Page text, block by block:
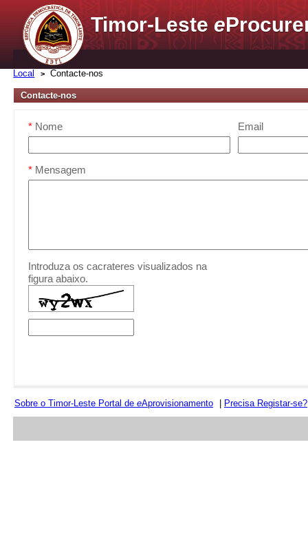
Timor-Lestee
Local Contacte-nos
Contacte-nos
* Nome Email
* Mensagem
Introduza os cacrateres visualizados na
figura abaixo.
Sobre o Timor-Leste Portal de eAprovisionamento | Precisa Registar-se?